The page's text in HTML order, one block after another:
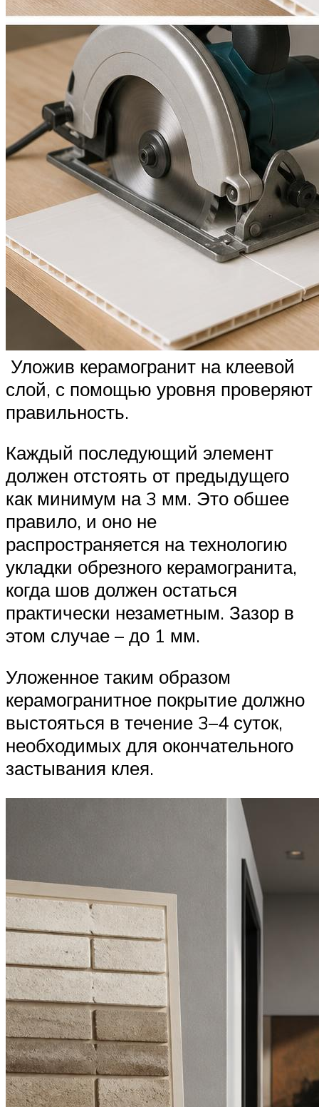
Уложив керамогранит на клеевой
слой, с помощью уровня проверяют
правильность.
Каждый последующий элемент
должен отстоять от предыдущего
как минимум на 3 мм. Это обшее
правило, и оно не
распространяется на технологию
укладки обрезного керамогранита,
когда шов должен остаться
практически незаметным. Зазор в
этом случае – до 1 мм.
Уложенное таким образом
керамогранитное покрытие должно
выстояться в течение 3–4 суток,
необходимых для окончательного
застывания клея.